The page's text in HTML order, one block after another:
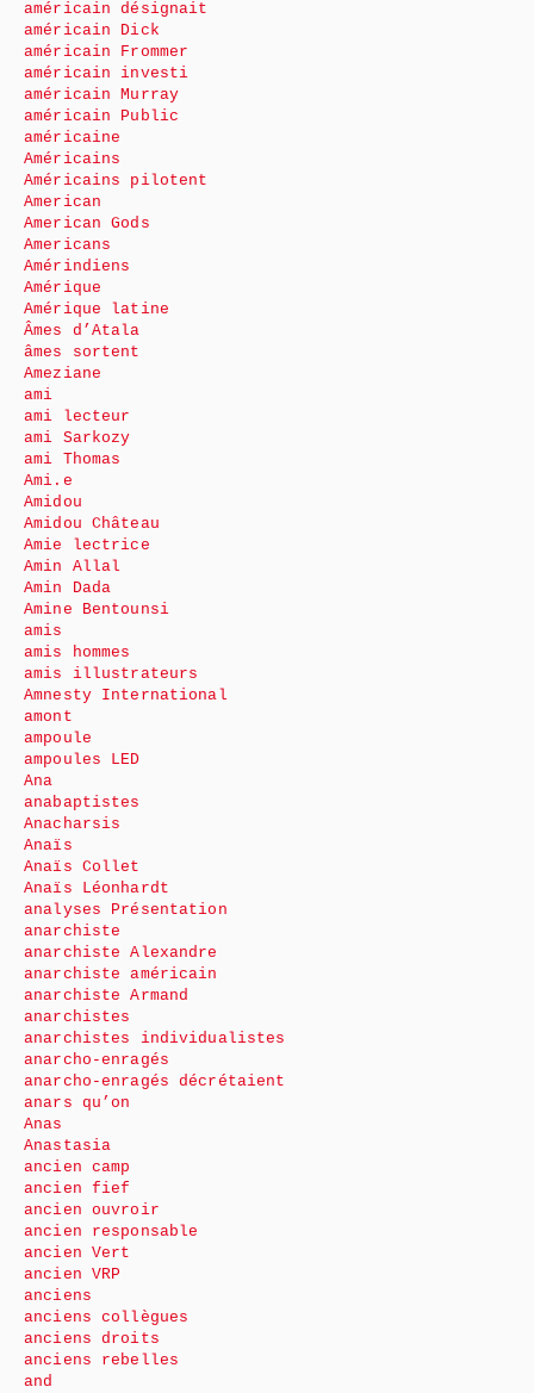
américain désignait
américain Dick
américain Frommer
américain investi
américain Murray
américain Public
américaine
Américains
Américains pilotent
American
American Gods
Americans
Amérindiens
Amérique
Amérique latine
Âmes d’Atala
âmes sortent
Ameziane
ami
ami lecteur
ami Sarkozy
ami Thomas
Ami.e
Amidou
Amidou Château
Amie lectrice
Amin Allal
Amin Dada
Amine Bentounsi
amis
amis hommes
amis illustrateurs
Amnesty International
amont
ampoule
ampoules LED
Ana
anabaptistes
Anacharsis
Anaïs
Anaïs Collet
Anaïs Léonhardt
analyses Présentation
anarchiste
anarchiste Alexandre
anarchiste américain
anarchiste Armand
anarchistes
anarchistes individualistes
anarcho-enragés
anarcho-enragés décrétaient
anars qu’on
Anas
Anastasia
ancien camp
ancien fief
ancien ouvroir
ancien responsable
ancien Vert
ancien VRP
anciens
anciens collègues
anciens droits
anciens rebelles
and